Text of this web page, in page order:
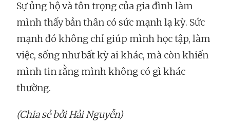
Sự ủng hộ và tôn trọng của gia đình làm
mình thấy bản thân có sức mạnh lạ kỳ. Sức
mạnh đó không chỉ giúp mình học tập, làm
việc, sống như bất kỳ ai khác, mà còn khiến
mình tin rằng mình không có gì khác
thường.
(Chia sẻ bởi Hải Nguyễn)